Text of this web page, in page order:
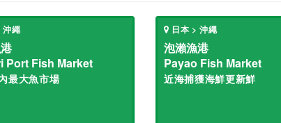
沖繩
Port Fish Market
最大魚市場
日本 > 沖繩
泡瀨漁港
Payao Fish Market
近海捕獲海鮮更新鮮